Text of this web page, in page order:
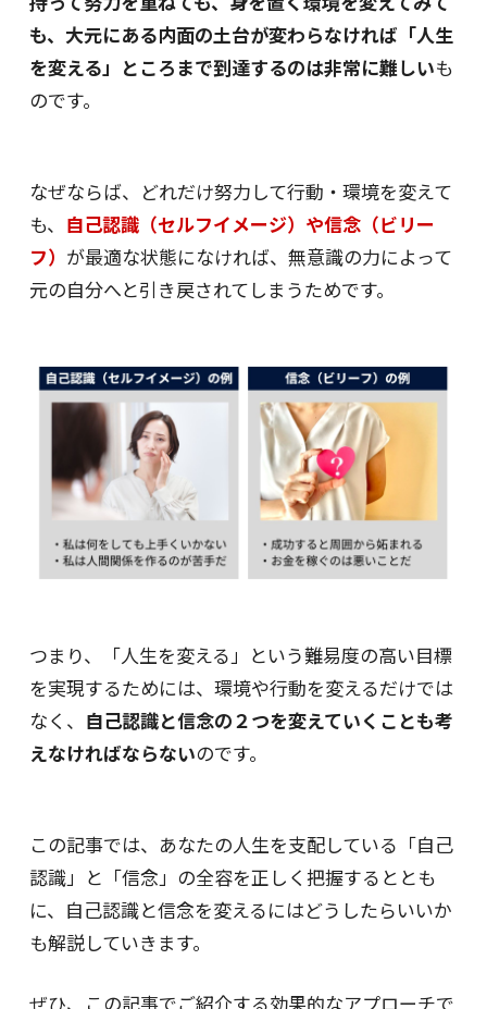
も、大元にある内面の土台が変わらなければ「人生
を変える」ところまで到達するのは非常に難しいも
のです。
なぜならば、どれだけ努力して行動・環境を変えて
も、 自己認識（セルフイメージ）や信念（ビリー
フ） が最適な状態になければ、無意識の力によって
元の自分へと引き戻されてしまうためです。
つまり、「人生を変える」という難易度の高い目標
を実現するためには、環境や行動を変えるだけでは
なく、 自己認識と信念の２つを変えていくことも考
えなければならないのです。
この記事では、あなたの人生を支配している「自己
認識」と「信念」の全容を正しく把握するととも
に、自己認識と信念を変えるにはどうしたらいいか
も解説していきます。
ぜひ、この記事でご紹介する効果的なアプローチで